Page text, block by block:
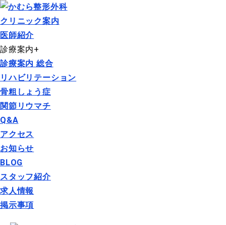
クリニック案内
医師紹介
診療案内+
診療案内 総合
リハビリテーション
骨粗しょう症
関節リウマチ
Q&A
アクセス
お知らせ
BLOG
スタッフ紹介
求人情報
掲示事項